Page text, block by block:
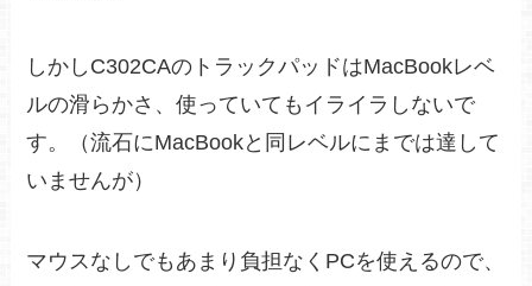
しかしC302CAのトラックパッドはMacBookレベ
ルの滑らかさ、使っていてもイライラしないで
す。（流石にMacBookと同レベルにまでは達して
いませんが）
マウスなしでもあまり負担なくPCを使えるので、